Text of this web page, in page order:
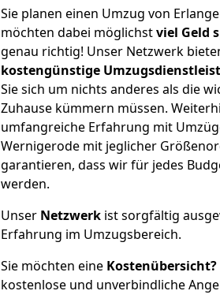
Sie planen einen Umzug von
möchten dabei möglichstviel Geld
genau richtig! Unser Netzwerk
kostengünstige
Sie sich um nichts anderes als die
Zuhause kümmern müssen.
umfangreiche Erfahrung mit
Wernigerode mit jeglicher
garantieren, dass wir für jedes
werden.
Unser Netzwerk ist sorgfältig
Erfahrung im Umzugsbereich.
Sie möchten eine Kostenübersicht?
kostenlose und unverbindliche